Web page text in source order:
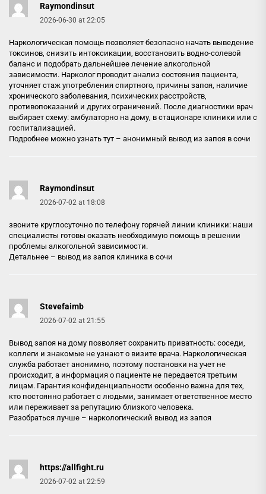
Raymondinsut
2026-06-30 at 22:05
Наркологическая помощь позволяет безопасно начать выведение
токсинов, снизить интоксикации, восстановить водно-солевой
баланс и подобрать дальнейшее лечение алкогольной
зависимости. Нарколог проводит анализ состояния пациента,
уточняет стаж употребления спиртного, причины запоя, наличие
хронического заболевания, психических расстройств,
противопоказаний и других ограничений. После диагностики врач
выбирает схему: амбулаторно на дому, в стационаре клиники или с
госпитализацией.
Подробнее можно узнать тут – анонимный вывод из запоя в сочи
Raymondinsut
2026-07-02 at 18:08
звоните круглосуточно по телефону горячей линии клиники: наши
специалисты готовы оказать необходимую помощь в решении
проблемы алкогольной зависимости.
Детальнее – вывод из запоя клиника в сочи
Stevefaimb
2026-07-02 at 21:55
Вывод запоя на дому позволяет сохранить приватность: соседи,
коллеги и знакомые не узнают о визите врача. Наркологическая
служба работает анонимно, поэтому постановки на учет не
происходит, а информация о пациенте не передается третьим
лицам. Гарантия конфиденциальности особенно важна для тех,
кто постоянно работает с людьми, занимает ответственное место
или переживает за репутацию близкого человека.
Разобраться лучше – наркологический вывод из запоя
https://allfight.ru
2026-07-02 at 22:59